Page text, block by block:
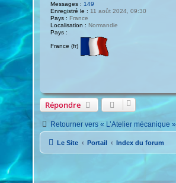
Messages : 149
Enregistré le : 11 août 2024, 09:30
Pays : France
Localisation : Normandie
Pays :
France (fr)
Répondre
Retourner vers « L’Atelier mécanique »
Le Site Portail Index du forum